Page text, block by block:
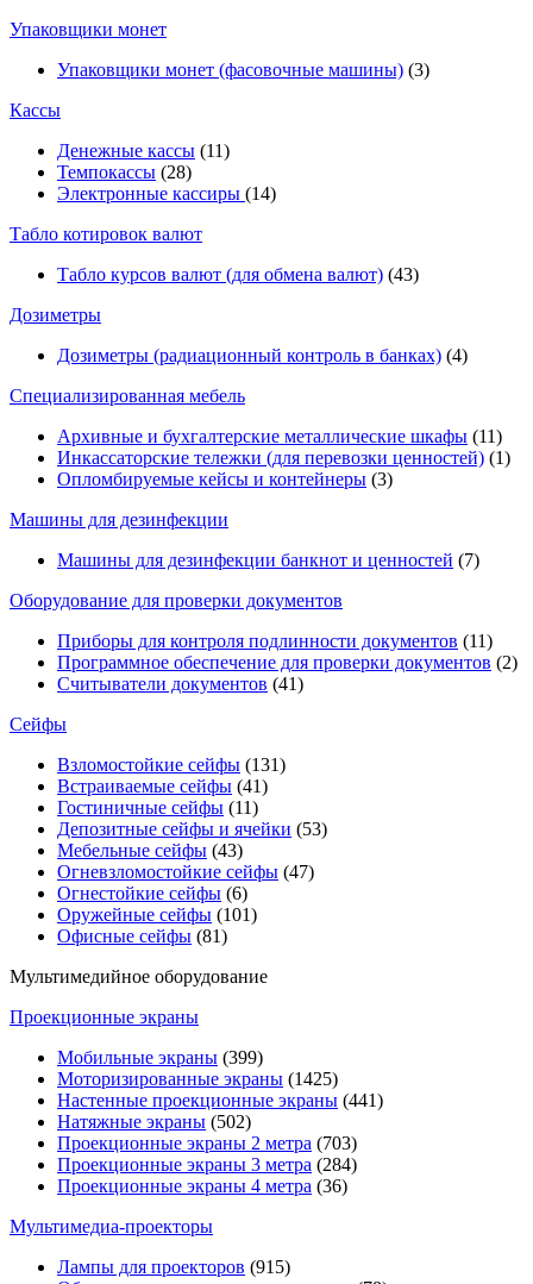
Упаковщики монет
Упаковщики монет (фасовочные машины) (3)
Кассы
Денежные кассы (11)
Темпокассы (28)
Электронные кассиры (14)
Табло котировок валют
Табло курсов валют (для обмена валют) (43)
Дозиметры
Дозиметры (радиационный контроль в банках) (4)
Специализированная мебель
Архивные и бухгалтерские металлические шкафы (11)
Инкассаторские тележки (для перевозки ценностей) (1)
Опломбируемые кейсы и контейнеры (3)
Машины для дезинфекции
Машины для дезинфекции банкнот и ценностей (7)
Оборудование для проверки документов
Приборы для контроля подлинности документов (11)
Программное обеспечение для проверки документов (2)
Считыватели документов (41)
Сейфы
Взломостойкие сейфы (131)
Встраиваемые сейфы (41)
Гостиничные сейфы (11)
Депозитные сейфы и ячейки (53)
Мебельные сейфы (43)
Огневзломостойкие сейфы (47)
Огнестойкие сейфы (6)
Оружейные сейфы (101)
Офисные сейфы (81)
Мультимедийное оборудование
Проекционные экраны
Мобильные экраны (399)
Моторизированные экраны (1425)
Настенные проекционные экраны (441)
Натяжные экраны (502)
Проекционные экраны 2 метра (703)
Проекционные экраны 3 метра (284)
Проекционные экраны 4 метра (36)
Мультимедиa-проекторы
Лампы для проекторов (915)